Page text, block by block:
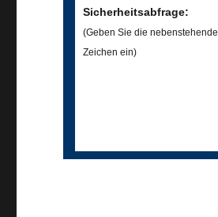
Sicherheitsabfrage:
(Geben Sie die
Zeichen ein)